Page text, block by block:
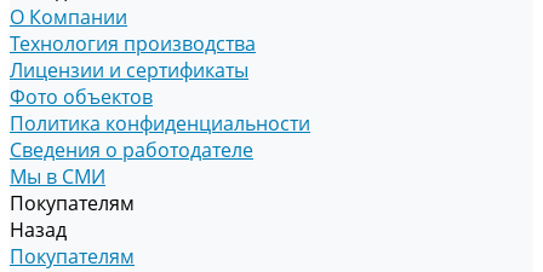
О Компании
Технология производства
Лицензии и сертификаты
Фото объектов
Политика конфиденциальности
Сведения о работодателе
Мы в СМИ
Покупателям
Назад
Покупателям